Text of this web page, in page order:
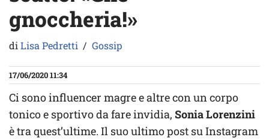
gnoccheria!»
diLisa Pedretti Gossip
17/06/2020 11:34
Ci sono influencer magre e altre con un corpo
tonico e sportivo da fare invidia, Sonia Lorenzini
è tra quest’ultime. Il suo ultimo post su Instagram